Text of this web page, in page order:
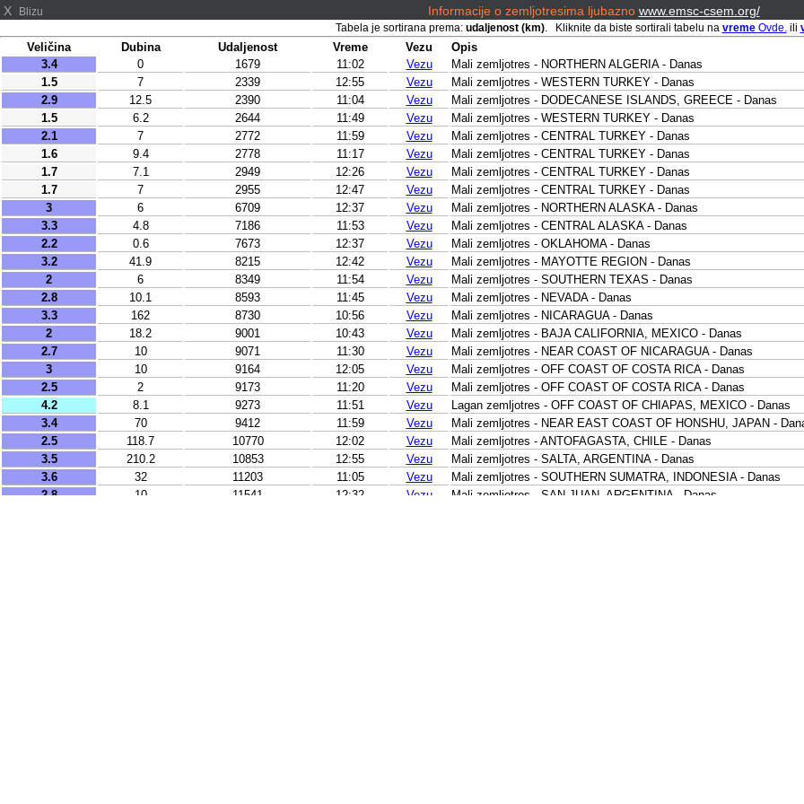
X Blizu Informacije o zemljotresima ljubazno www.emsc-csem.org/
Tabela je sortirana prema: udaljenost (km). Kliknite da biste sortirali tabelu na vreme Ovde.ili
Veličina Dubina Udaljenost Vreme Vezu
Opis
3.4
0 1679 11:02 Vezu
Mali zemljotres - NORTHERN ALGERIA - Danas
1.5
7 2339 12:55 Vezu
Mali zemljotres - WESTERN TURKEY - Danas
2.9
12.5 2390 11:04 Vezu
Mali zemljotres - DODECANESE ISLANDS, GREECE - Danas
1.5
6.2 2644 11:49 Vezu
Mali zemljotres - WESTERN TURKEY - Danas
2.1
7 2772 11:59 Vezu
Mali zemljotres - CENTRAL TURKEY - Danas
1.6
9.4 2778 11:17 Vezu
Mali zemljotres - CENTRAL TURKEY - Danas
1.7
7.1 2949 12:26 Vezu
Mali zemljotres - CENTRAL TURKEY - Danas
1.7
7 2955 12:47 Vezu
Mali zemljotres - CENTRAL TURKEY - Danas
3
6 6709 12:37 Vezu
Mali zemljotres - NORTHERN ALASKA - Danas
3.3
4.8 7186 11:53 Vezu
Mali zemljotres - CENTRAL ALASKA - Danas
2.2
0.6 7673 12:37 Vezu
Mali zemljotres - OKLAHOMA - Danas
3.2
41.9 8215 12:42 Vezu
Mali zemljotres - MAYOTTE REGION - Danas
2
6 8349 11:54 Vezu
Mali zemljotres - SOUTHERN TEXAS - Danas
2.8
10.1 8593 11:45 Vezu
Mali zemljotres - NEVADA - Danas
3.3
162 8730 10:56 Vezu
Mali zemljotres - NICARAGUA - Danas
2
18.2 9001 10:43 Vezu
Mali zemljotres - BAJA CALIFORNIA, MEXICO - Danas
2.7
10 9071 11:30 Vezu
Mali zemljotres - NEAR COAST OF NICARAGUA - Danas
3
10 9164 12:05 Vezu
Mali zemljotres - OFF COAST OF COSTA RICA - Danas
2.5
2 9173 11:20 Vezu
Mali zemljotres - OFF COAST OF COSTA RICA - Danas
4.2
8.1 9273 11:51 Vezu
Lagan zemljotres - OFF COAST OF CHIAPAS, MEXICO - Danas
3.4
70 9412 11:59 Vezu
Mali zemljotres - NEAR EAST COAST OF HONSHU, JAPAN -
2.5
118.7 10770 12:02 Vezu
Mali zemljotres - ANTOFAGASTA, CHILE - Danas
3.5
210.2 10853 12:55 Vezu
Mali zemljotres - SALTA, ARGENTINA - Danas
3.6
32 11203 11:05 Vezu
Mali zemljotres - SOUTHERN SUMATRA, INDONESIA - Danas
2.8
10 11541 12:32 Vezu
Mali zemljotres - SAN JUAN, ARGENTINA - Danas